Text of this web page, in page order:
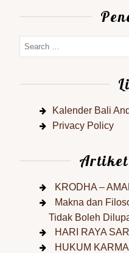
Kalender Bali
Privacy Policy
KRODHA –
Makna dan
Tidak Boleh
HARI RAYA
HUKUM